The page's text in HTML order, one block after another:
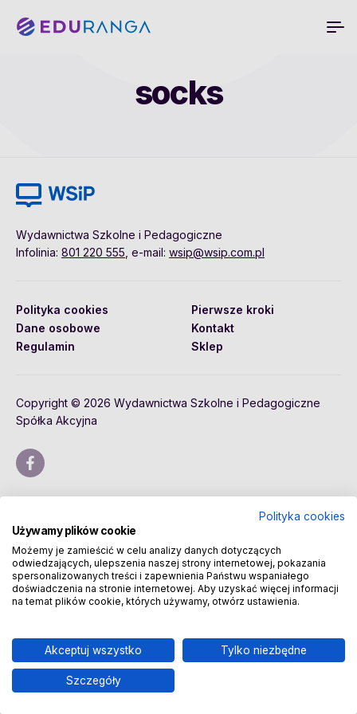
socks
Wydawnictwa Szkolne i Pedagogiczne
Infolinia: 801 220 555 , e-mail: wsip@wsip.com.pl
Polityka cookies
Dane osobowe
Regulamin
Pierwsze kroki
Kontakt
Sklep
Copyright © 2026 Wydawnictwa Szkolne i Pedagogiczne
Spółka Akcyjna
Polityka cookies
Używamy plików cookie
Możemy je zamieścić w celu analizy danych dotyczących
odwiedzających, ulepszenia naszej strony internetowej, pokazania
spersonalizowanych treści i zapewnienia Państwu wspaniałego
doświadczenia na stronie internetowej. Aby uzyskać więcej informacji
na temat plików cookie, których używamy, otwórz ustawienia.
Akceptuj wszystko Tylko niezbędne
Szczegóły